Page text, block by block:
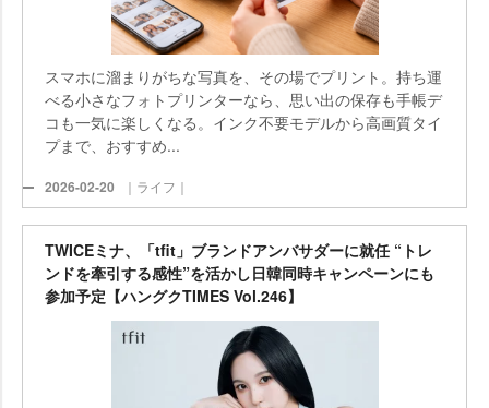
スマホに溜まりがちな写真を、その場でプリント。持ち運
べる小さなフォトプリンターなら、思い出の保存も手帳デ
コも一気に楽しくなる。インク不要モデルから高画質タイ
プまで、おすすめ...
2026-02-20 ｜ライフ｜
TWICEミナ、「tfit」ブランドアンバサダーに就任 “トレ
ンドを牽引する感性”を活かし日韓同時キャンペーンにも
参加予定【ハングクTIMES Vol.246】